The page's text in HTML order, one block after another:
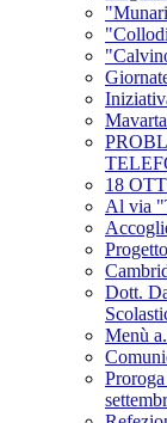
18
Al via
Dott.
Menù